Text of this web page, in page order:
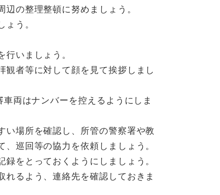
の整理整頓に努めましょう。
う。
いましょう。
者等に対して顔を見て挨拶しまし
両はナンバーを控えるようにしま
い場所を確認し、所管の警察署や教
巡回等の協力を依頼しましょう。
をとっておくようにしましょう。
るよう、連絡先を確認しておきま